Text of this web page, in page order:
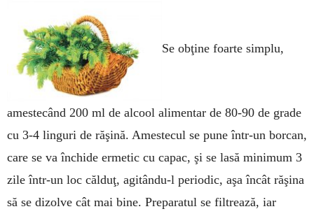
Se obţine foarte simplu,
amestecând 200 ml de alcool alimentar de 80-90 de grade
cu 3-4 linguri de răşină. Amestecul se pune într-un bor­can,
care se va închide er­me­tic cu capac, şi se lasă mi­ni­mum 3
zile într-un loc căl­duţ, agi­tân­­du-l periodic, aşa încât răşina
să se dizolve cât mai bine. Pre­pa­ra­tul se fil­trea­ză, iar